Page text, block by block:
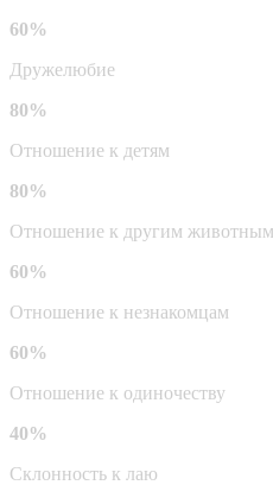
60%
Дружелюбие
80%
Отношение к детям
80%
Отношение к другим животным
60%
Отношение к незнакомцам
60%
Отношение к одиночеству
40%
Склонность к лаю